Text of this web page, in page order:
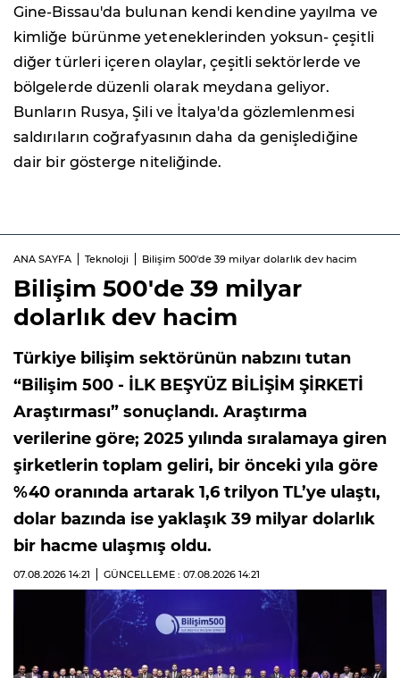
Gine-Bissau'da bulunan kendi kendine yayılma ve
kimliğe bürünme yeteneklerinden yoksun- çeşitli
diğer türleri içeren olaylar, çeşitli sektörlerde ve
bölgelerde düzenli olarak meydana geliyor.
Bunların Rusya, Şili ve İtalya'da gözlemlenmesi
saldırıların coğrafyasının daha da genişlediğine
dair bir gösterge niteliğinde.
ANA SAYFA Teknoloji Bilişim 500'de 39 milyar dolarlık dev hacim
Bilişim 500'de 39 milyar
dolarlık dev hacim
Türkiye bilişim sektörünün nabzını tutan
“Bilişim 500 - İLK BEŞYÜZ BİLİŞİM ŞİRKETİ
Araştırması” sonuçlandı. Araştırma
verilerine göre; 2025 yılında sıralamaya giren
şirketlerin toplam geliri, bir önceki yıla göre
%40 oranında artarak 1,6 trilyon TL’ye ulaştı,
dolar bazında ise yaklaşık 39 milyar dolarlık
bir hacme ulaşmış oldu.
07.08.2026 14:21 GÜNCELLEME : 07.08.2026 14:21